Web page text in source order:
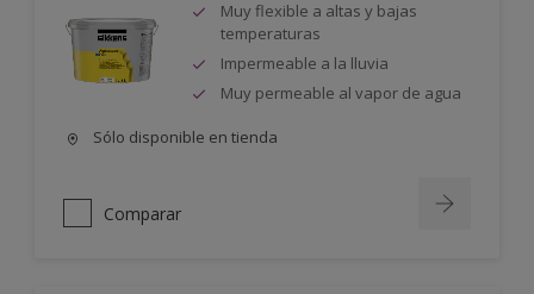
Muy flexible a altas y bajas
temperaturas
Impermeable a la lluvia
Muy permeable al vapor de agua
Sólo disponible en tienda
Comparar